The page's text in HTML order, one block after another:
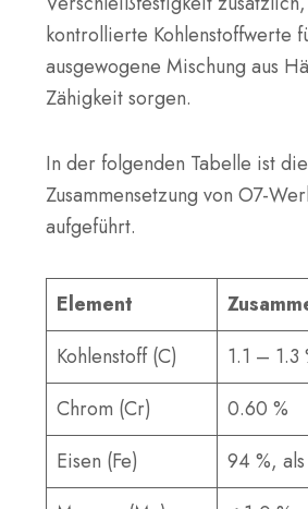
kontrollierte Kohlenstoffwerte
ausgewogene Mischung aus
Zähigkeit sorgen.
In der folgenden Tabelle ist
Zusammensetzung von O7-
aufgeführt.
Element
Kohlenstoff (C)
1.1 – 1.3
Chrom (Cr)
0.60 %
Eisen (Fe)
94 %,